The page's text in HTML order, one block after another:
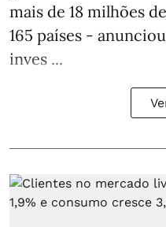
mais de 18 milhões
165 países -
inves ...